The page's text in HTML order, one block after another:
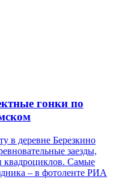
гонки по
в деревне Березкино
заезды,
квадроциклов. Самые
– в фотоленте РИА